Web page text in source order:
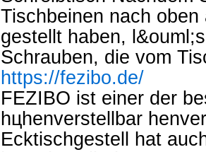
Tischbeinen nach oben
gestellt haben,
Schrauben, die vom
https://fezibo.de/
FEZIBO ist einer der
hцhenverstellbar
Ecktischgestell hat